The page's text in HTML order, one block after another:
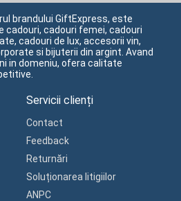
brandului GiftExpress, este
cadouri femei, cadouri
cadouri de lux, accesorii vin,
si bijuterii din argint. Avand
in domeniu, ofera calitate
Servicii clienți
Contact
Feedback
Returnări
Soluționarea litigiilor
ANPC